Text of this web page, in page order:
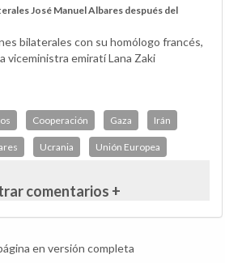
José Manuel Albares después del
bilaterales con su homólogo francés,
viceministra emiratí Lana Zaki
Cooperación Gaza Irán
Ucrania Unión Europea
comentarios +
en versión completa